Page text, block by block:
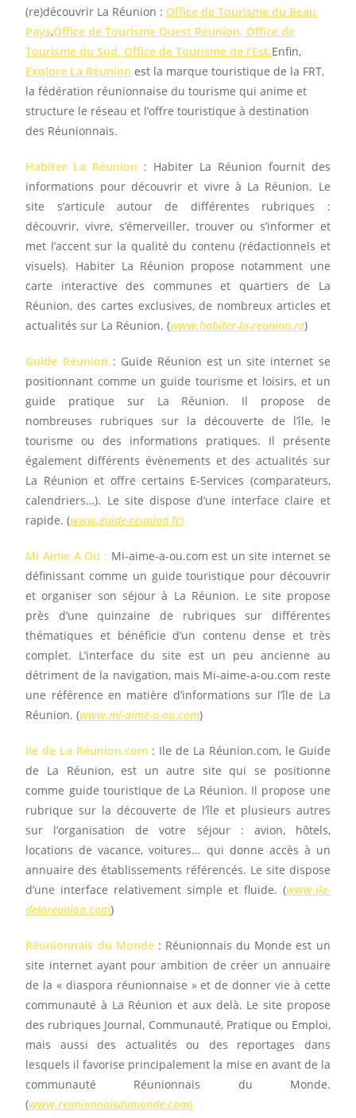
(re)découvrir La Réunion :Office de Tourisme du Beau
Pays,Office de Tourisme Ouest Réunion ,Office de
Tourisme du Sud ,Office de Tourisme de l’Est.Enfin,
Explore La Réunion est la marque touristique de la FRT,
la fédération réunionnaise du tourisme qui anime et
structure le réseau et l’offre touristique à destination
des Réunionnais.
Habiter La Réunion : Habiter La Réunion fournit des
informations pour découvrir et vivre à La Réunion. Le
site s’articule autour de différentes rubriques :
découvrir, vivre, s’émerveiller, trouver ou s’informer et
met l’accent sur la qualité du contenu (rédactionnels et
visuels). Habiter La Réunion propose notamment une
carte interactive des communes et quartiers de La
Réunion, des cartes exclusives, de nombreux articles et
actualités sur La Réunion. (www.habiter-la-reunion.re)
Guide Réunion : Guide Réunion est un site internet se
positionnant comme un guide tourisme et loisirs, et un
guide pratique sur La Réunion. Il propose de
nombreuses rubriques sur la découverte de l’île, le
tourisme ou des informations pratiques. Il présente
également différents évènements et des actualités sur
La Réunion et offre certains E-Services (comparateurs,
calendriers…). Le site dispose d’une interface claire et
rapide. (www.guide-reunion.fr)
Mi Aime A Ou : Mi-aime-a-ou.com est un site internet se
définissant comme un guide touristique pour découvrir
et organiser son séjour à La Réunion. Le site propose
près d’une quinzaine de rubriques sur différentes
thématiques et bénéficie d’un contenu dense et très
complet. L’interface du site est un peu ancienne au
détriment de la navigation, mais Mi-aime-a-ou.com reste
une référence en matière d’informations sur l’île de La
Réunion. (www.mi-aime-a-ou.com)
Ile de La Réunion.com : Ile de La Réunion.com, le Guide
de La Réunion, est un autre site qui se positionne
comme guide touristique de La Réunion. Il propose une
rubrique sur la découverte de l’île et plusieurs autres
sur l’organisation de votre séjour : avion, hôtels,
locations de vacance, voitures… qui donne accès à un
annuaire des établissements référencés. Le site dispose
d’une interface relativement simple et fluide. (www.ile-
delareunion.com)
Réunionnais du Monde : Réunionnais du Monde est un
site internet ayant pour ambition de créer un annuaire
de la « diaspora réunionnaise » et de donner vie à cette
communauté à La Réunion et aux delà. Le site propose
des rubriques Journal, Communauté, Pratique ou Emploi,
mais aussi des actualités ou des reportages dans
lesquels il favorise principalement la mise en avant de la
communauté Réunionnais du Monde.
(www.reunionnaisdumonde.com)